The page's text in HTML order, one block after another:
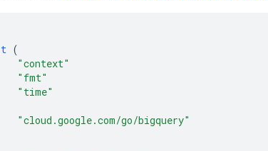
(
"context"
"fmt"
"time"
"cloud.google.com/go/bigquery"